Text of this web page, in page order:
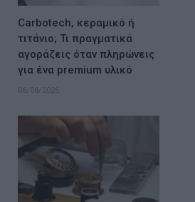
Carbotech, κεραμικό ή
τιτάνιο; Τι πραγματικά
αγοράζεις όταν πληρώνεις
για ένα premium υλικό
06/08/2026